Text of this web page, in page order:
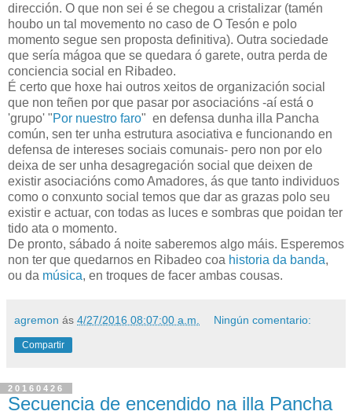
dirección. O que non sei é se chegou a cristalizar (tamén
houbo un tal movemento no caso de O Tesón e polo
momento segue sen proposta definitiva). Outra sociedade
que sería mágoa que se quedara ó garete, outra perda de
conciencia social en Ribadeo.
É certo que hoxe hai outros xeitos de organización social
que non teñen por que pasar por asociacións -aí está o
'grupo' "Por nuestro faro" en defensa dunha illa Pancha
común, sen ter unha estrutura asociativa e funcionando en
defensa de intereses sociais comunais- pero non por elo
deixa de ser unha desagregación social que deixen de
existir asociacións como Amadores, ás que tanto individuos
como o conxunto social temos que dar as grazas polo seu
existir e actuar, con todas as luces e sombras que poidan ter
tido ata o momento.
De pronto, sábado á noite saberemos algo máis. Esperemos
non ter que quedarnos en Ribadeo coa historia da banda,
ou da música, en troques de facer ambas cousas.
agremon ás 4/27/2016 08:07:00 a.m. Ningún comentario:
Compartir
20160426
Secuencia de encendido na illa Pancha